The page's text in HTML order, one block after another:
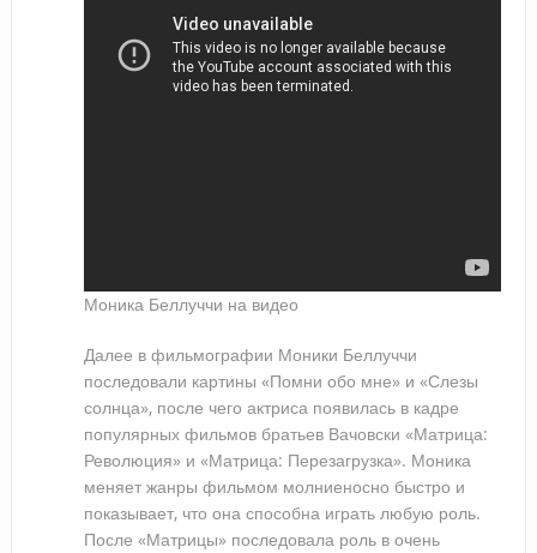
Моника Беллуччи на видео
Далее в фильмографии Моники Беллуччи
последовали картины «Помни обо мне» и «Слезы
солнца», после чего актриса появилась в кадре
популярных фильмов братьев Вачовски «Матрица:
Революция» и «Матрица: Перезагрузка». Моника
меняет жанры фильмом молниеносно быстро и
показывает, что она способна играть любую роль.
После «Матрицы» последовала роль в очень